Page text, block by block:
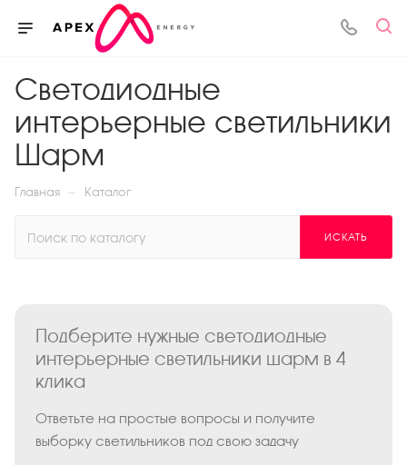
Светодиодные
интерьерные светильники
Шарм
Главная — Каталог
ИСКАТЬ
Подберите нужные светодиодные
интерьерные светильники шарм в 4
клика
Ответьте на простые вопросы и получите
выборку светильников под свою задачу